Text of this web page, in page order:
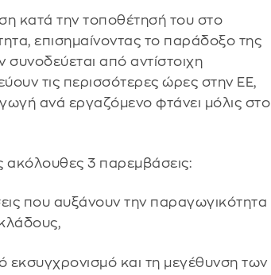
κατά την τοποθέτησή του στο
επισημαίνοντας το παράδοξο της
από αντίστοιχη
τις περισσότερες ώρες στην ΕΕ,
ανά εργαζόμενο φτάνει μόλις στο
ακόλουθες 3 παρεμβάσεις:
που αυξάνουν την παραγωγικότητα
εκσυγχρονισμό και τη μεγέθυνση των